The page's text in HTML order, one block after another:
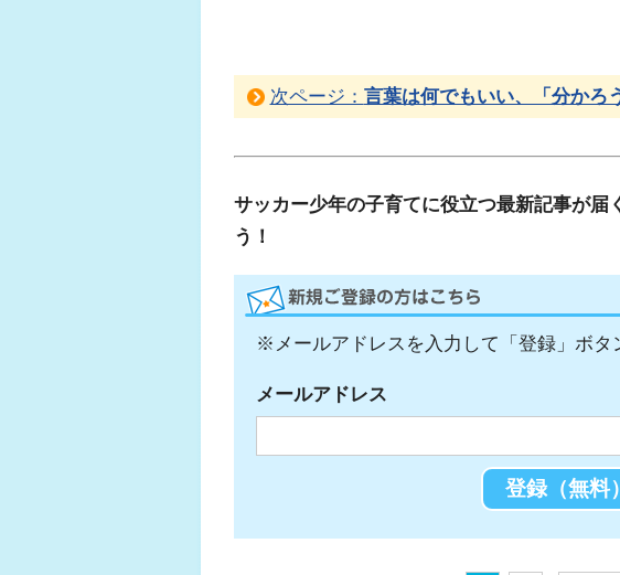
次ページ： 言葉は何でもいい、「分かろ
サッカー少年の子育てに役立つ最新記事が届
う！
※メールアドレスを入力して「登録」ボタ
メールアドレス